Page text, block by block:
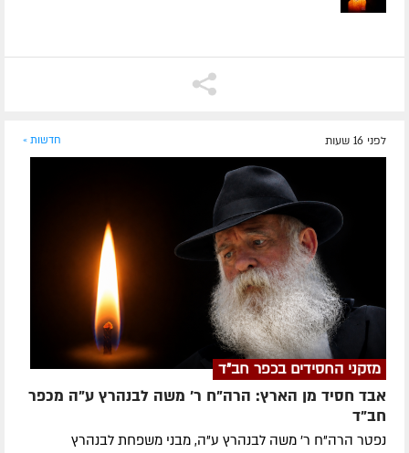
לפני 16 שעות חדשות »
מזקני החסידים בכפר חב"ד
אבד חסיד מן הארץ: הרה"ח ר' משה לבנהרץ ע"ה מכפר
חב"ד
נפטר הרה"ח ר' משה לבנהרץ ע"ה, מבני משפחת לבנהרץ